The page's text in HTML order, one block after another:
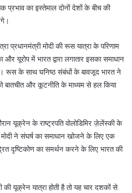
प्रभाव का इस्तेमाल दोनों देशों के बीच की
प्रधानमंत्री मोदी की रूस यात्रा के परिणाम
यूरोप में भारत द्वारा लगातार इसका समाधान
रूस के साथ घनिष्ठ संबंधों के बावजूद भारत ने
बातचीत और कूटनीति के माध्यम से हल किया
यूक्रेन के राष्ट्रपति वोलोडिमिर ज़ेलेंस्की के
ने संघर्ष का समाधान खोजने के लिए एक
दृष्टिकोण का समर्थन करने के लिए भारत की
यूक्रेन यात्रा होती है तो यह चार दशकों से